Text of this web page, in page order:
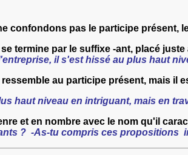
confondons pas le participe présent,
termine par le suffixe -ant, placé
il s'est hissé au plus haut
ressemble au participe présent, mais il
haut niveau en intriguant, mais en
et en nombre avec le nom qu'il
? -As-tu compris ces propositions